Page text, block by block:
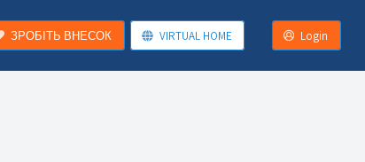
ЗРОБІТЬ ВНЕСОК VIRTUAL HOME Login